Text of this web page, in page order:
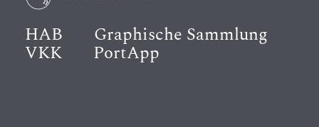
HAB Graphische Sammlung
VKK PortApp